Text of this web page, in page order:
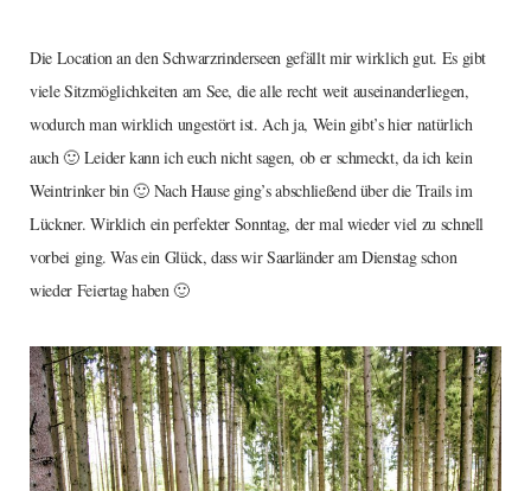
Die Location an den Schwarzrinderseen gefällt mir wirklich gut. Es gibt
viele Sitzmöglichkeiten am See, die alle recht weit auseinanderliegen,
wodurch man wirklich ungestört ist. Ach ja, Wein gibt’s hier natürlich
auch 🙂 Leider kann ich euch nicht sagen, ob er schmeckt, da ich kein
Weintrinker bin 🙂 Nach Hause ging’s abschließend über die Trails im
Lückner. Wirklich ein perfekter Sonntag, der mal wieder viel zu schnell
vorbei ging. Was ein Glück, dass wir Saarländer am Dienstag schon
wieder Feiertag haben 🙂